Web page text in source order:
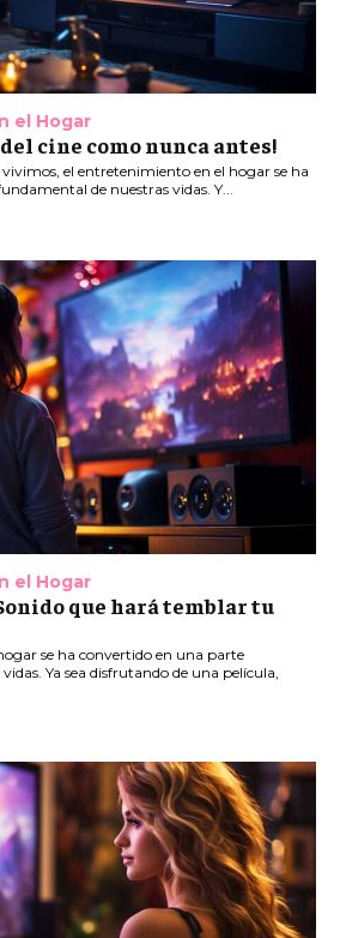
el Hogar
cine como nunca antes!
el entretenimiento en el hogar se ha
de nuestras vidas. Y...
el Hogar
que hará temblar tu
se ha convertido en una parte
Ya sea disfrutando de una película,